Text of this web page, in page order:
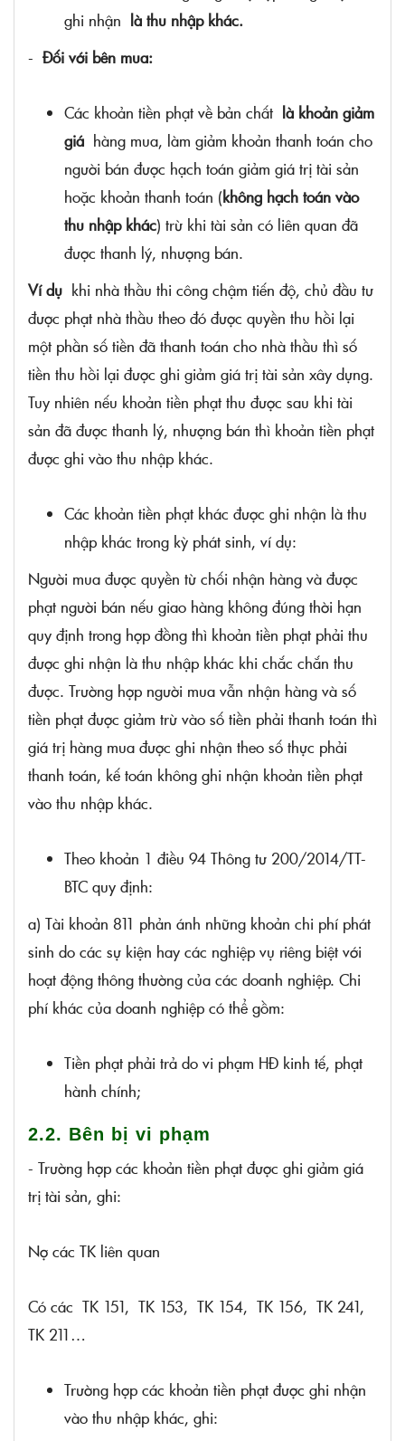
ghi nhận là thu nhập khác.
- Đối với bên mua:
Các khoản tiền phạt về bản chất là khoản giảm
giá hàng mua, làm giảm khoản thanh toán cho
người bán được hạch toán giảm giá trị tài sản
hoặc khoản thanh toán (không hạch toán vào
thu nhập khác) trừ khi tài sản có liên quan đã
được thanh lý, nhượng bán.
Ví dụ khi nhà thầu thi công chậm tiến độ, chủ đầu tư
được phạt nhà thầu theo đó được quyền thu hồi lại
một phần số tiền đã thanh toán cho nhà thầu thì số
tiền thu hồi lại được ghi giảm giá trị tài sản xây dựng.
Tuy nhiên nếu khoản tiền phạt thu được sau khi tài
sản đã được thanh lý, nhượng bán thì khoản tiền phạt
được ghi vào thu nhập khác.
Các khoản tiền phạt khác được ghi nhận là thu
nhập khác trong kỳ phát sinh, ví dụ:
Người mua được quyền từ chối nhận hàng và được
phạt người bán nếu giao hàng không đúng thời hạn
quy định trong hợp đồng thì khoản tiền phạt phải thu
được ghi nhận là thu nhập khác khi chắc chắn thu
được. Trường hợp người mua vẫn nhận hàng và số
tiền phạt được giảm trừ vào số tiền phải thanh toán thì
giá trị hàng mua được ghi nhận theo số thực phải
thanh toán, kế toán không ghi nhận khoản tiền phạt
vào thu nhập khác.
Theo khoản 1 điều 94 Thông tư 200/2014/TT-
BTC quy định:
a) Tài khoản 811 phản ánh những khoản chi phí phát
sinh do các sự kiện hay các nghiệp vụ riêng biệt với
hoạt động thông thường của các doanh nghiệp. Chi
phí khác của doanh nghiệp có thể gồm:
Tiền phạt phải trả do vi phạm HĐ kinh tế, phạt
hành chính;
2.2. Bên bị vi phạm
- Trường hợp các khoản tiền phạt được ghi giảm giá
trị tài sản, ghi:
Nợ các TK liên quan
Có các TK 151, TK 153, TK 154, TK 156, TK 241,
TK 211…
Trường hợp các khoản tiền phạt được ghi nhận
vào thu nhập khác, ghi: